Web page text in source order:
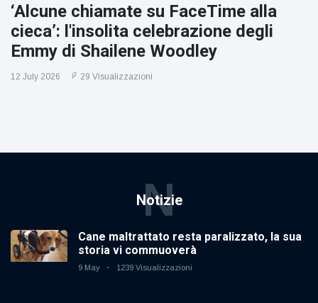
‘Alcune chiamate su FaceTime alla
cieca’: l'insolita celebrazione degli
Emmy di Shailene Woodley
12 July 2026 29 Visualizzazioni
Notizie
N
Cane maltrattato resta paralizzato, la sua
storia vi commuoverà
9 May 1239 Visualizzazioni